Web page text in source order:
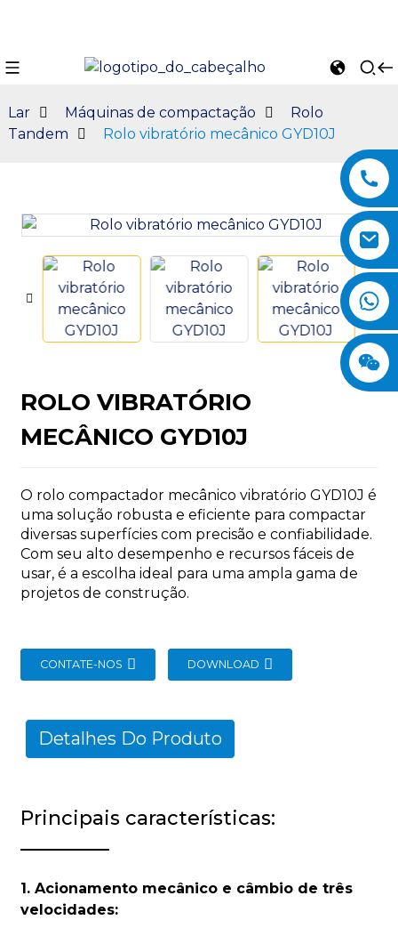
Lar Máquinas de compactação
Rolo
Tandem
Rolo vibratório mecânico GYD10J
ROLO VIBRATÓRIO
MECÂNICO GYD10J
O rolo compactador mecânico vibratório GYD10J é
uma solução robusta e eficiente para compactar
diversas superfícies com precisão e confiabilidade.
Com seu alto desempenho e recursos fáceis de
usar, é a escolha ideal para uma ampla gama de
projetos de construção.
CONTATE-NOS DOWNLOAD
Detalhes Do Produto
Principais características:
1. Acionamento mecânico e câmbio de três
velocidades: